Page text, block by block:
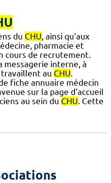
du CHU , ainsi qu'aux
pharmacie et
cours de recrutement.
messagerie interne, à
au CHU
fiche annuaire médecin
sur la page d'accueil
au sein du CHU . Cette